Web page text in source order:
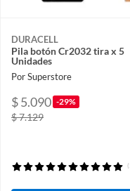
DURACELL
Pila botón Cr2032 tira x 5
Unidades
Por Superstore
$ 5.090 -29%
$ 7.129